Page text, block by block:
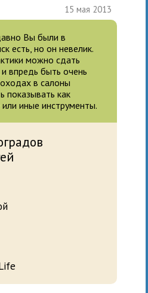
15 мая 2013
Вы были в
есть, но он невелик.
можно сдать
впредь быть очень
в салоны
показывать как
иные инструменты.